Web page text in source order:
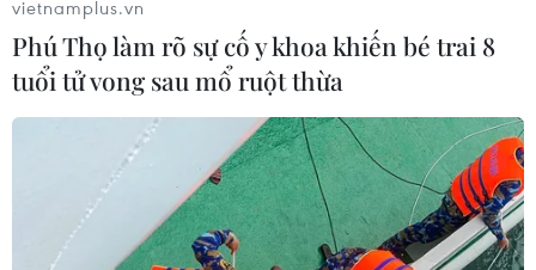
vietnamplus.vn
Phú Thọ làm rõ sự cố y khoa khiến bé trai 8
tuổi tử vong sau mổ ruột thừa